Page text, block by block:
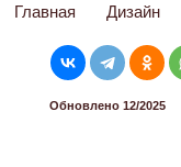
Главная Дизайн
Обновлено 12/2025